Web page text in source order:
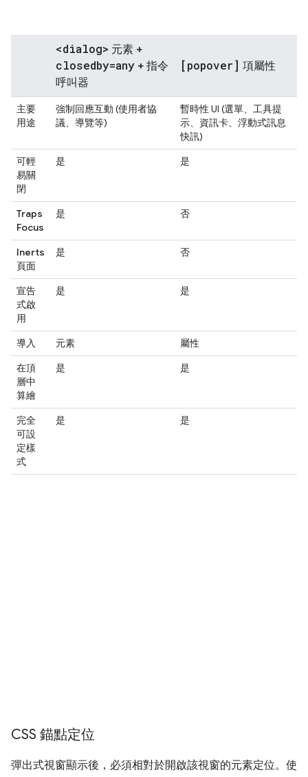
<dialog> 元素 +
closedby=any + 指令
呼叫器
[popover] 項屬性
主要
用途
強制回應互動 (使用者協
議、導覽等)
暫時性 UI (選單、工具提
示、資訊卡、浮動式訊息
快訊)
可輕
易關
閉
是 是
Traps
Focus
是 否
Inerts
頁面
是 否
宣告
式啟
用
是 是
導入 元素
屬性
在頂
層中
算繪
是 是
完全
可設
定樣
式
是 是
CSS 錨點定位
彈出式視窗顯示後，必須相對於開啟該視窗的元素定位。使